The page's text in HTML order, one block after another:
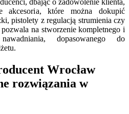
dbając o zadowolenie klienta,
akcesoria, które można dokupić
pistolety z regulacją strumienia czy
na stworzenie kompletnego i
dopasowanego do
Wrocław
rozwiązania w